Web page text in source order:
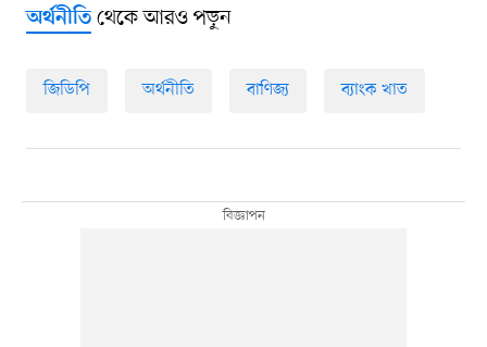
অর্থনীতিথেকে আরও পড়ুন
জিডিপি অর্থনীতি বাণিজ্য ব্যাংক খাত